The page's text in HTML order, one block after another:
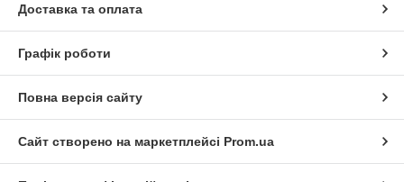
Доставка та оплата
Графік роботи
Повна версія сайту
Сайт створено на маркетплейсі Prom.ua